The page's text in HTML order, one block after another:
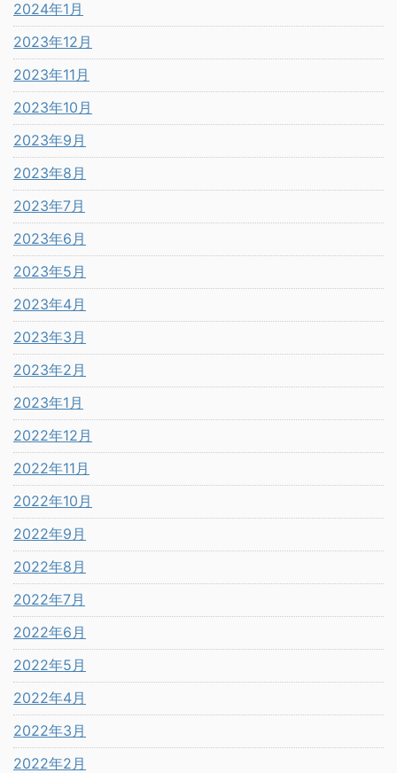
2024年1月
2023年12月
2023年11月
2023年10月
2023年9月
2023年8月
2023年7月
2023年6月
2023年5月
2023年4月
2023年3月
2023年2月
2023年1月
2022年12月
2022年11月
2022年10月
2022年9月
2022年8月
2022年7月
2022年6月
2022年5月
2022年4月
2022年3月
2022年2月